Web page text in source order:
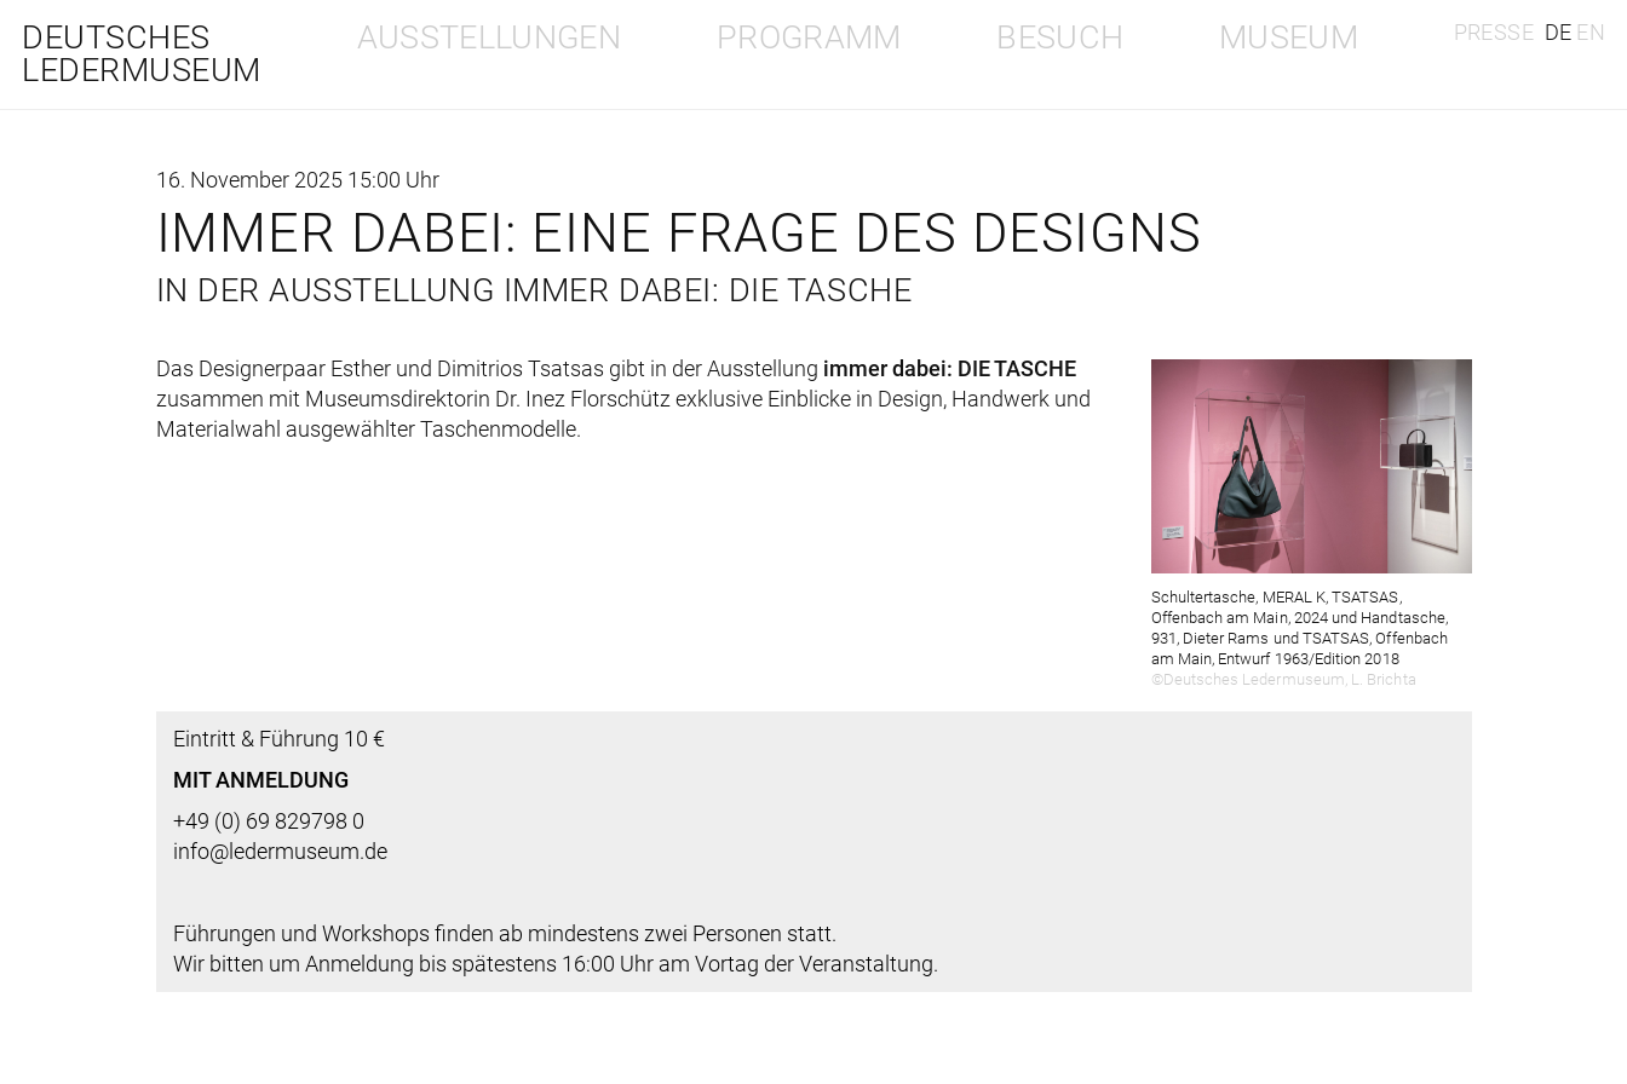
DEUTSCHES
LEDERMUSEUM
AUSSTELLUNGEN PROGRAMM BESUCH MUSEUM PRESSE DE EN
16. November 2025 15:00 Uhr
IMMER DABEI: EINE FRAGE DES DESIGNS
IN DER AUSSTELLUNG IMMER DABEI: DIE TASCHE
Schultertasche, MERAL K, TSATSAS,
Offenbach am Main, 2024 und Handtasche,
931, Dieter Rams und TSATSAS, Offenbach
am Main, Entwurf 1963/Edition 2018
©Deutsches Ledermuseum, L. Brichta
Das Designerpaar Esther und Dimitrios Tsatsas gibt in der Ausstellung immer dabei: DIE TASCHE
zusammen mit Museumsdirektorin Dr. Inez Florschütz exklusive Einblicke in Design, Handwerk und
Materialwahl ausgewählter Taschenmodelle.
Eintritt & Führung 10 €
MIT ANMELDUNG
+49 (0) 69 829798 0
info@ledermuseum.de
Führungen und Workshops finden ab mindestens zwei Personen statt.
Wir bitten um Anmeldung bis spätestens 16:00 Uhr am Vortag der Veranstaltung.